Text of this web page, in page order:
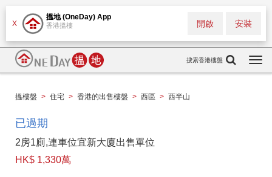
X
搵地 (OneDay) App
香港搵樓 安裝
開啟
搜索香港樓盤
搵樓盤 > 住宅 > 香港的出售樓盤 > 西區 > 西半山
已過期
2房1廁,連車位宜新大廈出售單位
HK$ 1,330萬